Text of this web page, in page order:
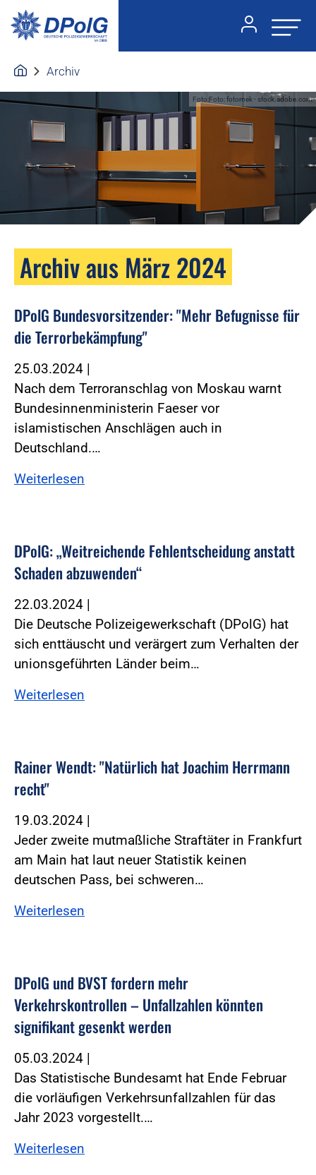
Archiv
Foto:Foto: fotomek - stock.adobe.com
Archiv aus März 2024
DPolG Bundesvorsitzender: "Mehr Befugnisse für
die Terrorbekämpfung"
25.03.2024 |
Nach dem Terroranschlag von Moskau warnt
Bundesinnenministerin Faeser vor
islamistischen Anschlägen auch in
Deutschland.…
Weiterlesen
DPolG: „Weitreichende Fehlentscheidung anstatt
Schaden abzuwenden“
22.03.2024 |
Die Deutsche Polizeigewerkschaft (DPolG) hat
sich enttäuscht und verärgert zum Verhalten der
unionsgeführten Länder beim…
Weiterlesen
Rainer Wendt: "Natürlich hat Joachim Herrmann
recht"
19.03.2024 |
Jeder zweite mutmaßliche Straftäter in Frankfurt
am Main hat laut neuer Statistik keinen
deutschen Pass, bei schweren…
Weiterlesen
DPolG und BVST fordern mehr
Verkehrskontrollen – Unfallzahlen könnten
signifikant gesenkt werden
05.03.2024 |
Das Statistische Bundesamt hat Ende Februar
die vorläufigen Verkehrsunfallzahlen für das
Jahr 2023 vorgestellt.…
Weiterlesen